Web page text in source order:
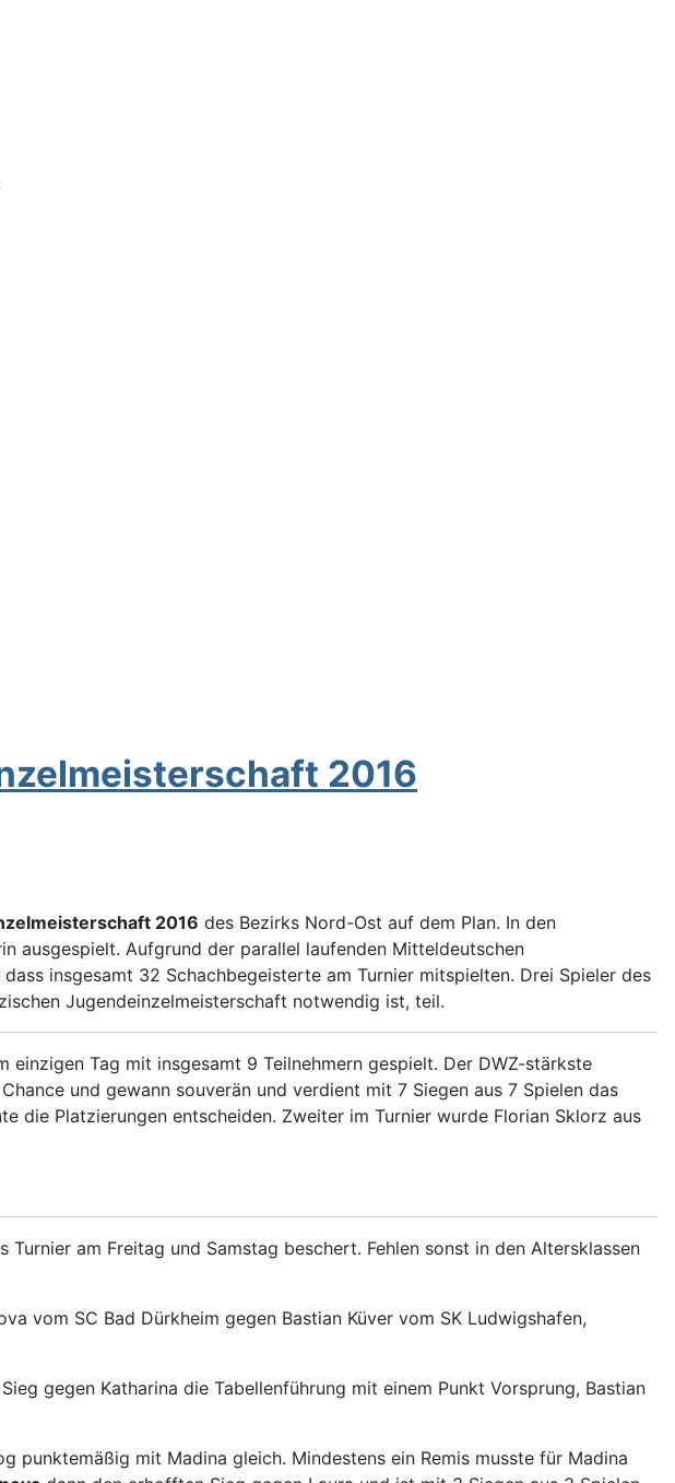
2016
2016 des Bezirks Nord-Ost auf dem Plan. In den
ausgespielt. Aufgrund der parallel laufenden Mitteldeutschen
insgesamt 32 Schachbegeisterte am Turnier mitspielten. Drei Spieler des
Jugendeinzelmeisterschaft notwendig ist, teil.
Tag mit insgesamt 9 Teilnehmern gespielt. Der DWZ-stärkste
und gewann souverän und verdient mit 7 Siegen aus 7 Spielen das
die Platzierungen entscheiden. Zweiter im Turnier wurde Florian Sklorz aus
Turnier am Freitag und Samstag beschert. Fehlen sonst in den Altersklassen
vom SC Bad Dürkheim gegen Bastian Küver vom SK Ludwigshafen,
gegen Katharina die Tabellenführung mit einem Punkt Vorsprung, Bastian
punktemäßig mit Madina gleich. Mindestens ein Remis musste für Madina